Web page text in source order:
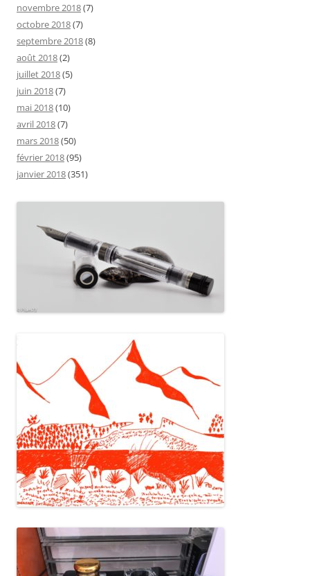
novembre 2018(7)
octobre 2018(7)
septembre 2018(8)
août 2018(2)
juillet 2018(5)
juin 2018(7)
mai 2018(10)
avril 2018(7)
mars 2018(50)
février 2018(95)
janvier 2018(351)